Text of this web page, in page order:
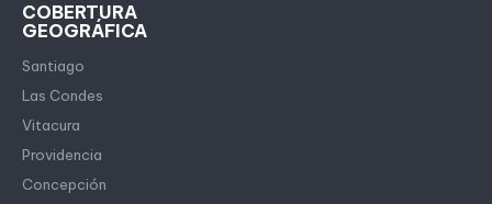
COBERTURA
GEOGRÁFICA
Santiago
Las Condes
Vitacura
Providencia
Concepción